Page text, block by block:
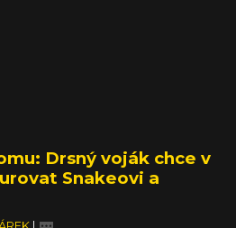
Drsný voják chce v
Snakeovi a